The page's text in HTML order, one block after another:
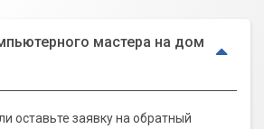
мастера на дом
оставьте заявку на обратный